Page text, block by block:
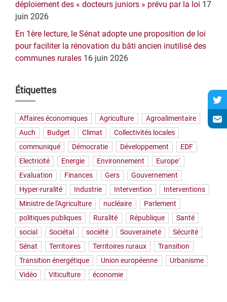
déploiement des « docteurs juniors » prévu par la loi 17
juin 2026
En 1ère lecture, le Sénat adopte une proposition de loi
pour faciliter la rénovation du bâti ancien inutilisé des
communes rurales 16 juin 2026
Étiquettes
Affaires économiques Agriculture
Agroalimentaire
Auch
Budget Climat
Collectivités locales
communiqué
Démocratie Développement
EDF
Electricité
Energie Environnement
Europe`
Evaluation
Finances Gers
Gouvernement
Hyper-ruralité
Industrie Intervention
Interventions
Ministre de l'Agriculture
nucléaire
Parlement
politiques publiques
Ruralité République
Santé
social
Sociétal société Souveraineté
Sécurité
Sénat
Territoires Territoires ruraux
Transition
Transition énergétique
Union européenne
Urbanisme
Vidéo
Viticulture économie